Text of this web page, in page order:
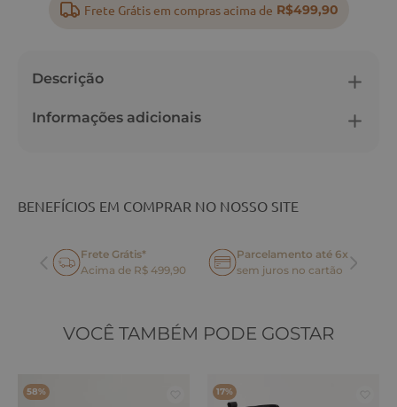
Frete Grátis em compras acima de R$499,90
Descrição
Informações adicionais
BENEFÍCIOS EM COMPRAR NO NOSSO SITE
Frete Grátis*
Acima de R$ 499,90
Parcelamento até 6x
sem juros no cartão
VOCÊ TAMBÉM PODE GOSTAR
58% 17%